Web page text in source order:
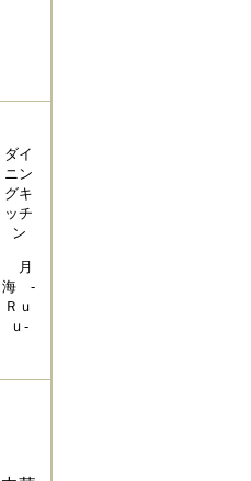
ダイ
ニン
グキ
ッチ
ン
月
海 -
Ｒｕ
ｕ-